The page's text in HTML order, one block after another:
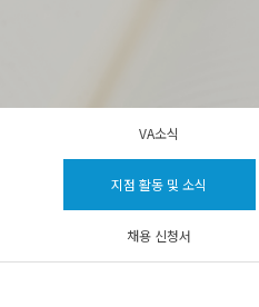
VA소식
지점 활동 및 소식
채용 신청서